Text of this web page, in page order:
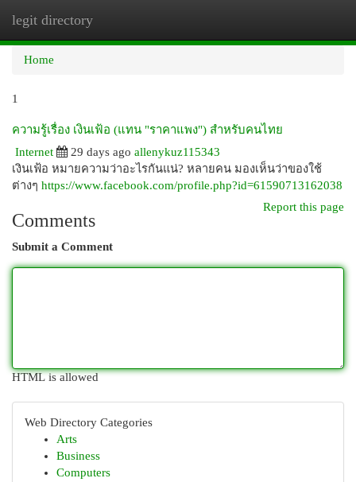
legit directory
Home
1
ความรู้เรื่อง เงินเฟ้อ (แทน "ราคาแพง") สำหรับคนไทย
Internet
29 days ago allenykuz115343
เงินเฟ้อ หมายความว่าอะไรกันแน่? หลายคน มองเห็นว่าของใช้
ต่างๆ https://www.facebook.com/profile.php?id=61590713162038
Report this page
Comments
Submit a Comment
HTML is allowed
Web Directory Categories
Arts
Business
Computers